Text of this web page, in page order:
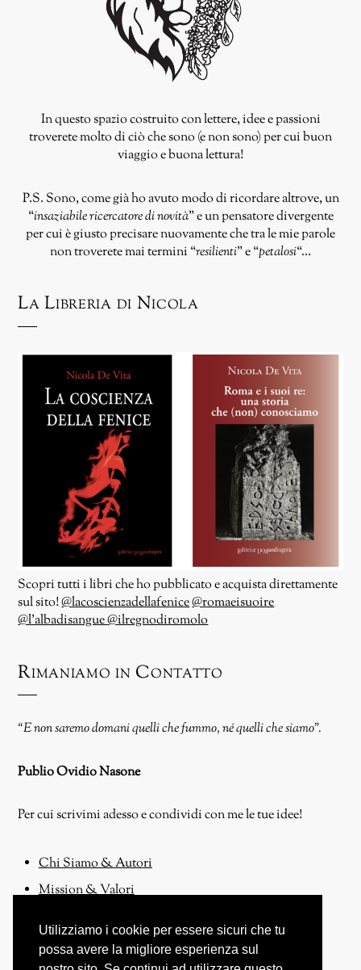
In questo spazio costruito con lettere, idee e passioni
troverete molto di ciò che sono (e non sono) per cui buon
viaggio e buona lettura!
P.S. Sono, come già ho avuto modo di ricordare altrove, un
“insaziabile ricercatore di novità” e un pensatore divergente
per cui è giusto precisare nuovamente che tra le mie parole
non troverete mai termini “resilienti” e “petalosi“…
La Libreria di Nicola
Scopri tutti i libri che ho pubblicato e acquista direttamente
sul sito!@lacoscienzadellafenice@romaeisuoire
@l’albadisangue@ilregnodiromolo
Rimaniamo in Contatto
“E non saremo domani quelli che fummo, né quelli che siamo”.
Publio Ovidio Nasone
Per cui scrivimi adesso e condividi con me le tue idee!
Chi Siamo & Autori
Mission & Valori
Proponi un Articolo!
Utilizziamo i cookie per essere sicuri che tu
possa avere la migliore esperienza sul